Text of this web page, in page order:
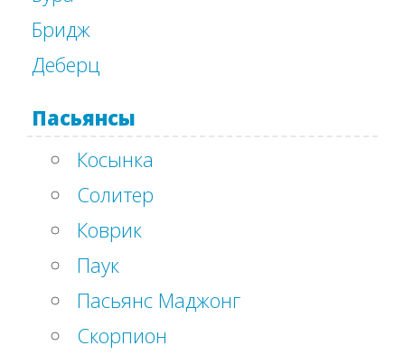
Бридж
Деберц
Пасьянсы
Косынка
Солитер
Коврик
Паук
Пасьянс Маджонг
Скорпион